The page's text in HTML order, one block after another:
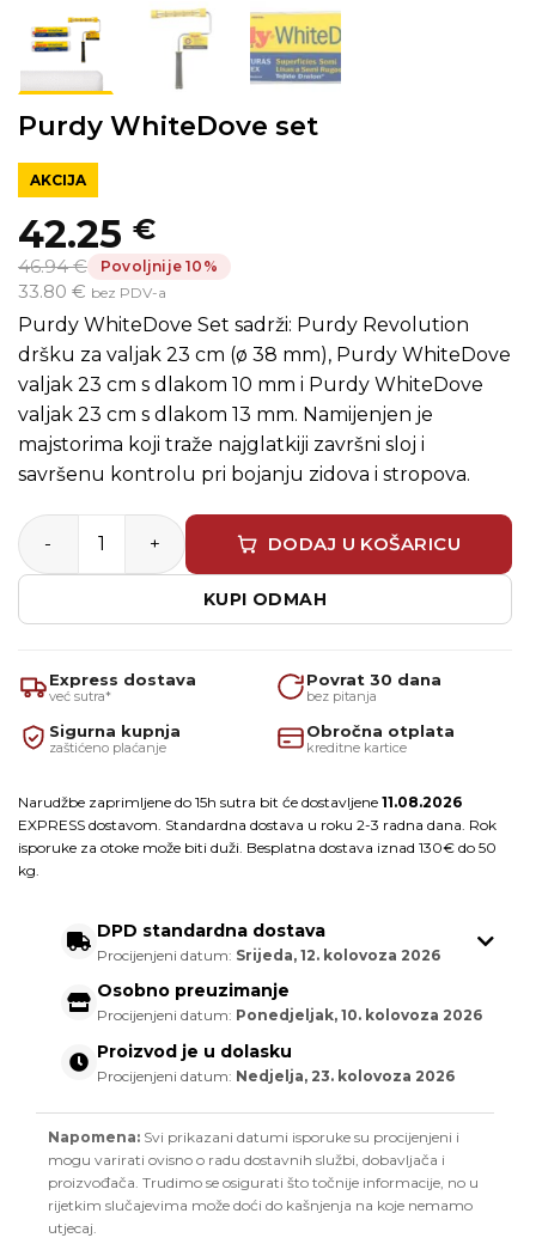
Purdy WhiteDove set
AKCIJA
Izvorna
cijena
bila
je:
46.94 €.
42.25 €
Trenutna
cijena
je:
42.25 €.
46.94 € Povoljnije 10%
33.80 € bez PDV-a
Purdy WhiteDove Set sadrži: Purdy Revolution
dršku za valjak 23 cm (ø 38 mm), Purdy WhiteDove
valjak 23 cm s dlakom 10 mm i Purdy WhiteDove
valjak 23 cm s dlakom 13 mm. Namijenjen je
majstorima koji traže najglatkiji završni sloj i
savršenu kontrolu pri bojanju zidova i stropova.
Purdy WhiteDove set količina
DODAJ U KOŠARICU
KUPI ODMAH
Express dostava
već sutra*
Povrat 30 dana
bez pitanja
Sigurna kupnja
zaštićeno plaćanje
Obročna otplata
kreditne kartice
Narudžbe zaprimljene do 15h sutra bit će dostavljene 11.08.2026
EXPRESS dostavom. Standardna dostava u roku 2-3 radna dana. Rok
isporuke za otoke može biti duži. Besplatna dostava iznad 130€ do 50
kg.
DPD standardna dostava
Procijenjeni datum: Srijeda, 12. kolovoza 2026
Osobno preuzimanje
Procijenjeni datum: Ponedjeljak, 10. kolovoza 2026
Proizvod je u dolasku
Procijenjeni datum: Nedjelja, 23. kolovoza 2026
Napomena: Svi prikazani datumi isporuke su procijenjeni i
mogu varirati ovisno o radu dostavnih službi, dobavljača i
proizvođača. Trudimo se osigurati što točnije informacije, no u
rijetkim slučajevima može doći do kašnjenja na koje nemamo
utjecaj.